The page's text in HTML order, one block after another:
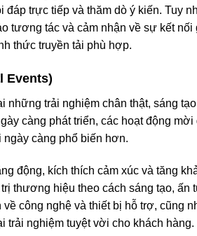
trực tiếp và thăm dò ý kiến. Tuy
tương tác và cảm nhận về sự kết
thức truyền tải phù hợp.
Events)
trải nghiệm chân thật, sáng
càng phát triển, các hoạt động
càng phổ biến hơn.
động, kích thích cảm xúc và tăng
thương hiệu theo cách sáng tạo,
công nghệ và thiết bị hỗ trợ, cũng
trải nghiệm tuyệt vời cho khách hàng.